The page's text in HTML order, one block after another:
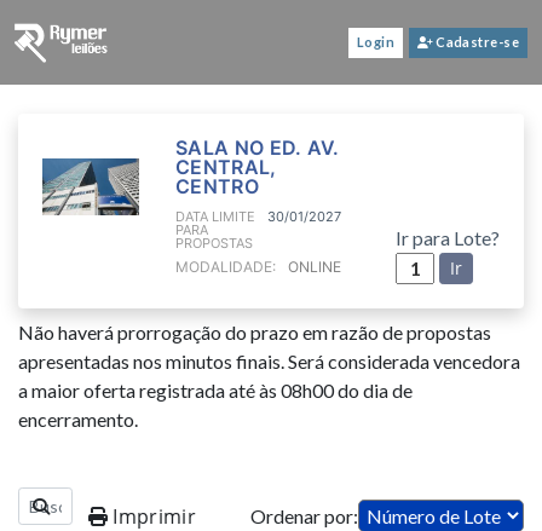
Login Cadastre-se
SALA NO ED. AV.
CENTRAL,
CENTRO
DATA LIMITE
PARA
PROPOSTAS
30/01/2027
MODALIDADE: ONLINE
Ir para Lote?
Ir
Não haverá prorrogação do prazo em razão de propostas
apresentadas nos minutos finais. Será considerada vencedora
a maior oferta registrada até às 08h00 do dia de
encerramento.
Imprimir Ordenar por: